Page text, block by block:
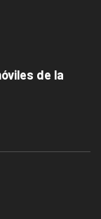
de la